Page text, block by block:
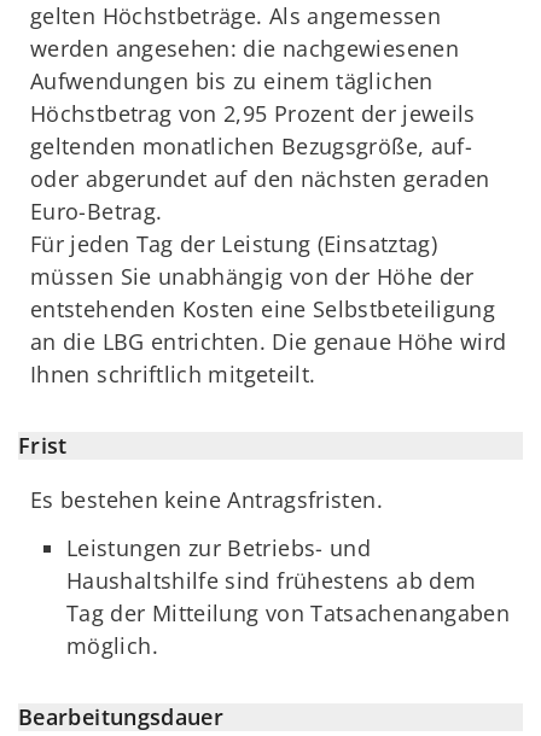
gelten Höchstbeträge. Als angemessen
werden angesehen: die nachgewiesenen
Aufwendungen bis zu einem täglichen
Höchstbetrag von 2,95 Prozent der jeweils
geltenden monatlichen Bezugsgröße, auf-
oder abgerundet auf den nächsten geraden
Euro-Betrag.
Für jeden Tag der Leistung (Einsatztag)
müssen Sie unabhängig von der Höhe der
entstehenden Kosten eine Selbstbeteiligung
an die LBG entrichten. Die genaue Höhe wird
Ihnen schriftlich mitgeteilt.
Frist
Es bestehen keine Antragsfristen.
Leistungen zur Betriebs- und
Haushaltshilfe sind frühestens ab dem
Tag der Mitteilung von Tatsachenangaben
möglich.
Bearbeitungsdauer